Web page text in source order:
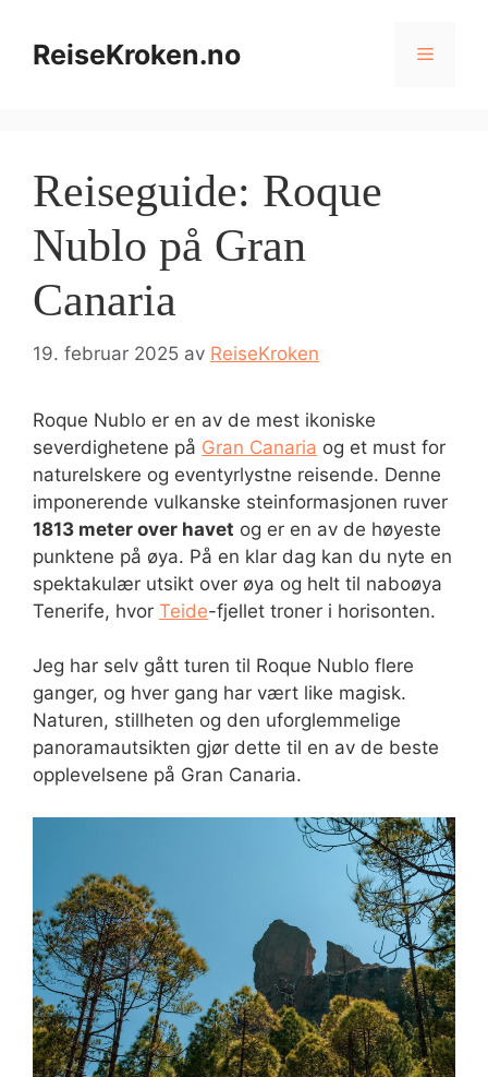
innholdReiseKroken.no Meny
Reiseguide: Roque
Nublo på Gran
Canaria
19. februar 2025 av ReiseKroken
Roque Nublo er en av de mest ikoniske
severdighetene på Gran Canaria og et must for
naturelskere og eventyrlystne reisende. Denne
imponerende vulkanske steinformasjonen ruver
1813 meter over havet og er en av de høyeste
punktene på øya. På en klar dag kan du nyte en
spektakulær utsikt over øya og helt til naboøya
Tenerife, hvor Teide-fjellet troner i horisonten.
Jeg har selv gått turen til Roque Nublo flere
ganger, og hver gang har vært like magisk.
Naturen, stillheten og den uforglemmelige
panoramautsikten gjør dette til en av de beste
opplevelsene på Gran Canaria.